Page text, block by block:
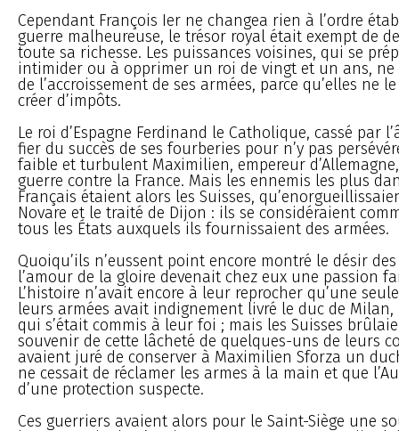
Cependant François Ier ne changea rien à l’ordre
guerre malheureuse, le trésor royal était exempt de
toute sa richesse. Les puissances voisines, qui se
intimider ou à opprimer un roi de vingt et un ans, ne
de l’accroissement de ses armées, parce qu’elles ne
créer d’impôts.
Le roi d’Espagne Ferdinand le Catholique, cassé par
fier du succès de ses fourberies pour n’y pas
faible et turbulent Maximilien, empereur
guerre contre la France. Mais les ennemis les plus
Français étaient alors les Suisses,
Novare et le traité de Dijon : ils se considéraient
tous les États auxquels ils fournissaient des armées.
Quoiqu’ils n’eussent point encore montré le désir
l’amour de la gloire devenait chez eux une passion
L’histoire n’avait encore à leur reprocher qu’une
leurs armées avait indignement livré le duc de Milan,
qui s’était commis à leur foi ; mais les Suisses
souvenir de cette lâcheté de quelques-uns de leurs
avaient juré de conserver à Maximilien Sforza un
ne cessait de réclamer les armes à la main et que
d’une protection suspecte.
Ces guerriers avaient alors pour le Saint-Siège une